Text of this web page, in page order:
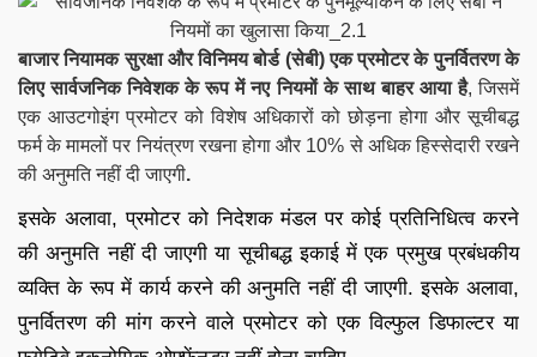
बाजार नियामक सुरक्षा और विनिमय बोर्ड (सेबी) एक प्रमोटर के पुनर्वितरण के
लिए सार्वजनिक निवेशक के रूप में नए नियमों के साथ बाहर आया है, जिसमें
एक आउटगोइंग प्रमोटर को विशेष अधिकारों को छोड़ना होगा और सूचीबद्ध
फर्म के मामलों पर नियंत्रण रखना होगा और 10% से अधिक हिस्सेदारी रखने
की अनुमति नहीं दी जाएगी.
इसके अलावा, प्रमोटर को निदेशक मंडल पर कोई प्रतिनिधित्व करने
की अनुमति नहीं दी जाएगी या सूचीबद्ध इकाई में एक प्रमुख प्रबंधकीय
व्यक्ति के रूप में कार्य करने की अनुमति नहीं दी जाएगी. इसके अलावा,
पुनर्वितरण की मांग करने वाले प्रमोटर को एक विल्फुल डिफाल्टर या